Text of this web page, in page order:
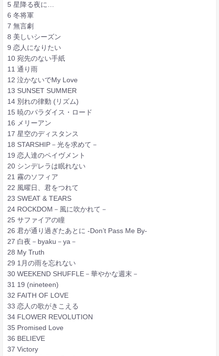
5 星降る夜に…
6 冬将軍
7 無言劇
8 美しいシーズン
9 恋人になりたい
10 宛先のない手紙
11 通り雨
12 泣かないでMy Love
13 SUNSET SUMMER
14 別れの律動 (リズム)
15 暁のパラダイス・ロード
16 メリーアン
17 星空のディスタンス
18 STARSHIP－光を求めて－
19 恋人達のペイヴメント
20 シンデレラは眠れない
21 霧のソフィア
22 風曜日、君をつれて
23 SWEAT & TEARS
24 ROCKDOM－風に吹かれて－
25 サファイアの瞳
26 君が通り過ぎたあとに -Don’t Pass Me By-
27 白夜－byaku－ya－
28 My Truth
29 1月の雨を忘れない
30 WEEKEND SHUFFLE－華やかな週末－
31 19 (nineteen)
32 FAITH OF LOVE
33 恋人の歌がきこえる
34 FLOWER REVOLUTION
35 Promised Love
36 BELIEVE
37 Victory